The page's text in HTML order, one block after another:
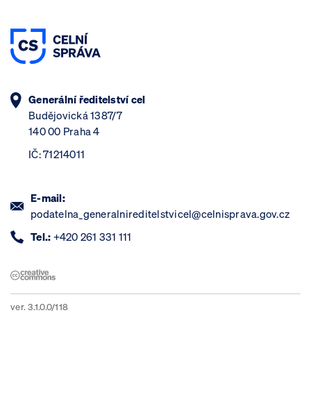
Generální ředitelství cel
Budějovická 1387/7
140 00 Praha 4
IČ: 71214011
E-mail:
podatelna_generalnireditelstvicel@celnisprava.gov.cz
Tel.: +420 261 331 111
ver. 3.1.0.0/118